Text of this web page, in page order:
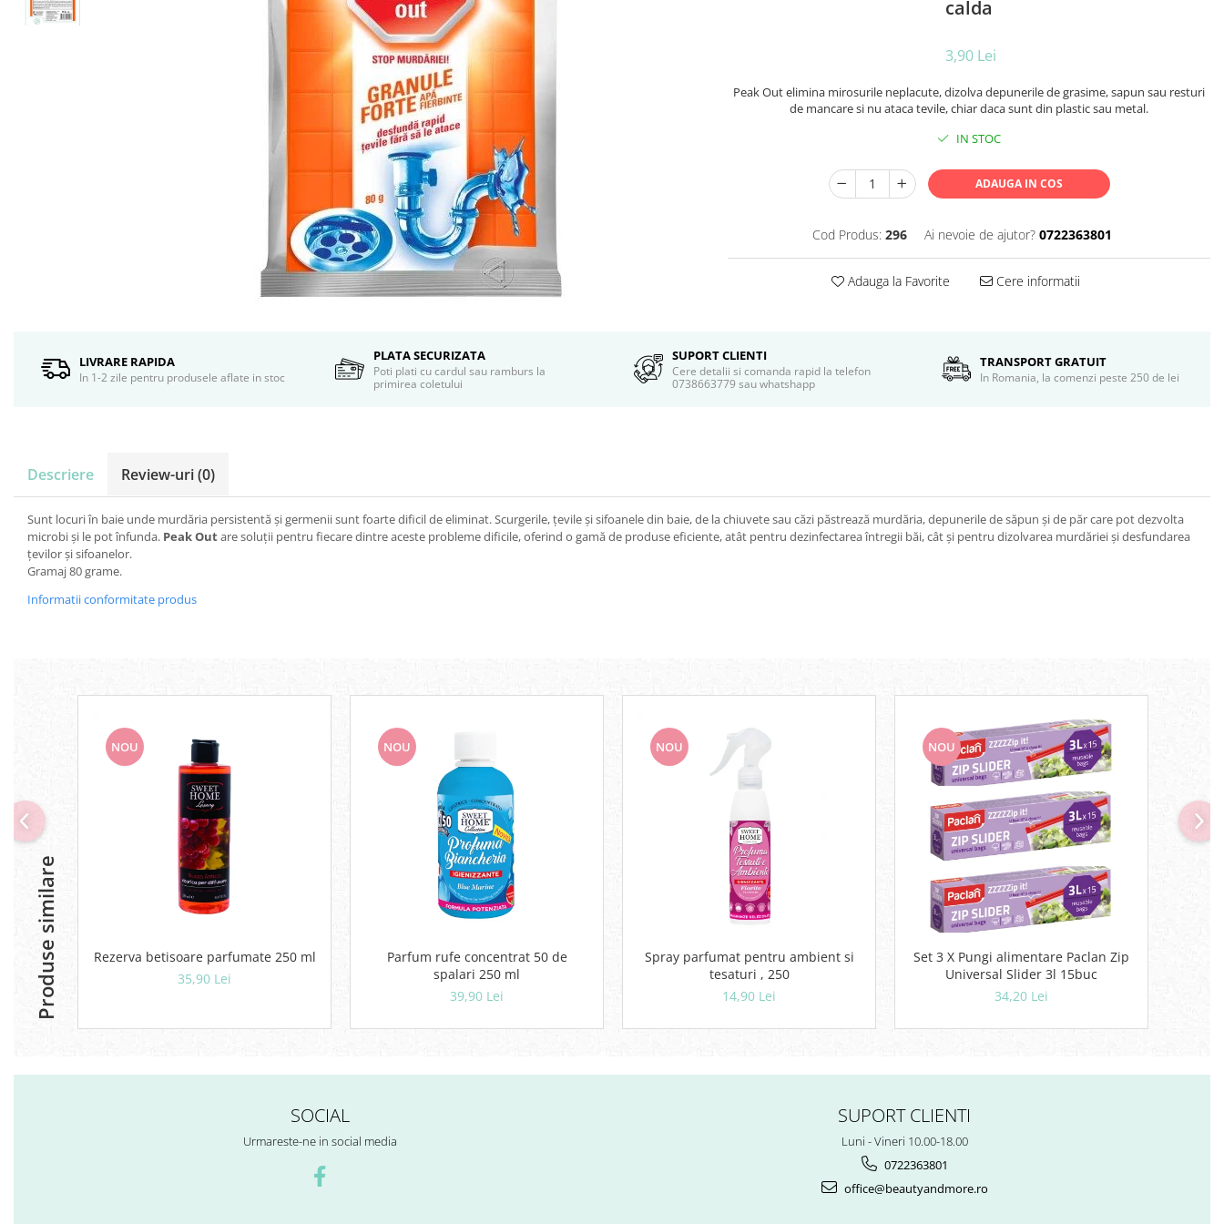
Ceara de par si gel
Accesorii par
Produse pentru epilare
Machiaj
Creion si tus ochi
Ruj si creion buze
Produse stilizare sprancene
Aplicatoare si pensule machiaj
Adeziv dentar si ingrijire proteza
Tampoane si absorbante
Geluri si deodorante igiena intima
Produse manichiura & pedichiura
Oja si lac de unghii
Accesorii manichiura & pedichiura
Scutece adulti
Seturi cadou
calda
3,90 Lei
Peak Out elimina mirosurile neplacute, dizolva depunerile de grasime, sapun sau resturi
de mancare si nu ataca tevile, chiar daca sunt din plastic sau metal.
IN STOC
ADAUGA IN COS
Cod Produs: 296 Ai nevoie de ajutor? 0722363801
Adauga la Favorite Cere informatii
LIVRARE RAPIDA
In 1-2 zile pentru produsele aflate in stoc
PLATA SECURIZATA
Poti plati cu cardul sau ramburs la
primirea coletului
SUPORT CLIENTI
Cere detalii si comanda rapid la telefon
0738663779 sau whatshapp
TRANSPORT GRATUIT
In Romania, la comenzi peste 250 de lei
Descriere Review-uri(0)
Sunt locuri în baie unde murdăria persistentă și germenii sunt foarte dificil de eliminat. Scurgerile, țevile și sifoanele din baie, de la chiuvete sau căzi păstrează murdăria, depunerile de săpun și de păr care pot dezvolta
microbi și le pot înfunda. Peak Outare soluții pentru fiecare dintre aceste probleme dificile, oferind o gamă de produse eficiente, atât pentru dezinfectarea întregii băi, cât și pentru dizolvarea murdăriei și desfundarea
țevilor și sifoanelor.
Gramaj 80 grame.
Informatii conformitate produs
Produse similare
NOU
Rezerva betisoare parfumate 250 ml
35,90 Lei
NOU
Parfum rufe concentrat 50 de
spalari 250 ml
39,90 Lei
NOU
Spray parfumat pentru ambient si
tesaturi , 250
14,90 Lei
NOU
Set 3 X Pungi alimentare Paclan Zip
Universal Slider 3l 15buc
34,20 Lei
SOCIAL
Urmareste-ne in social media
SUPORT CLIENTI
Luni - Vineri 10.00-18.00
0722363801
office@beautyandmore.ro